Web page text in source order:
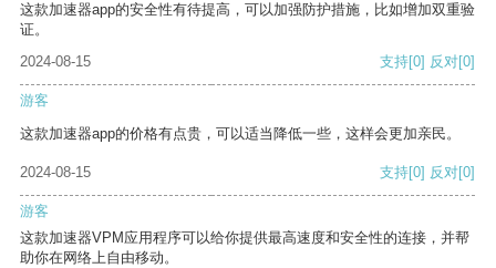
这款加速器app的安全性有待提高，可以加强防护措施，比如增加双重验
证。
2024-08-15
支持[0] 反对[0]
游客
这款加速器app的价格有点贵，可以适当降低一些，这样会更加亲民。
2024-08-15 支持[0] 反对[0]
游客
这款加速器VPM应用程序可以给你提供最高速度和安全性的连接，并帮
助你在网络上自由移动。